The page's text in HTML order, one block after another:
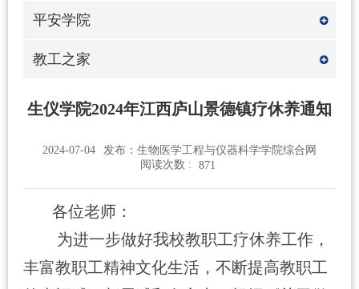
平安学院
教工之家
生仪学院2024年江西庐山景德镇疗休养通知
2024-07-04
发布：生物医学工程与仪器科学学院综合网
阅读次数 :
871
各位老师：
为进一步做好我校教职工疗休养工作，
丰富教职工精神文化生活，不断提高教职工